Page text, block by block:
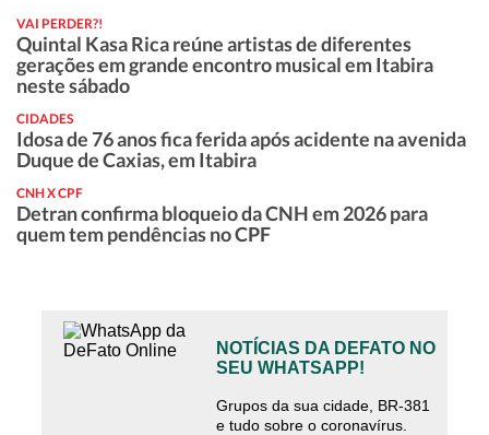
VAI PERDER?!
Quintal Kasa Rica reúne artistas de diferentes
gerações em grande encontro musical em Itabira
neste sábado
CIDADES
Idosa de 76 anos fica ferida após acidente na avenida
Duque de Caxias, em Itabira
CNH X CPF
Detran confirma bloqueio da CNH em 2026 para
quem tem pendências no CPF